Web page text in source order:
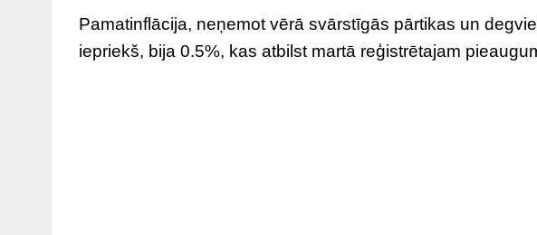
Pamatinflācija, neņemot vērā svārstīgās pārtikas un
iepriekš, bija 0.5%, kas atbilst martā reģistrētajam